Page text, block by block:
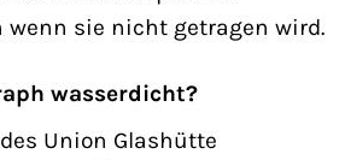
sie nicht getragen wird.
wasserdicht?
Union Glashütte